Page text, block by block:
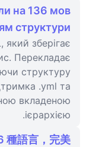
на 136 мов
структури
який зберігає
Перекладає
структуру
.yml та
вкладеною
ієрархією.
種語言，完美